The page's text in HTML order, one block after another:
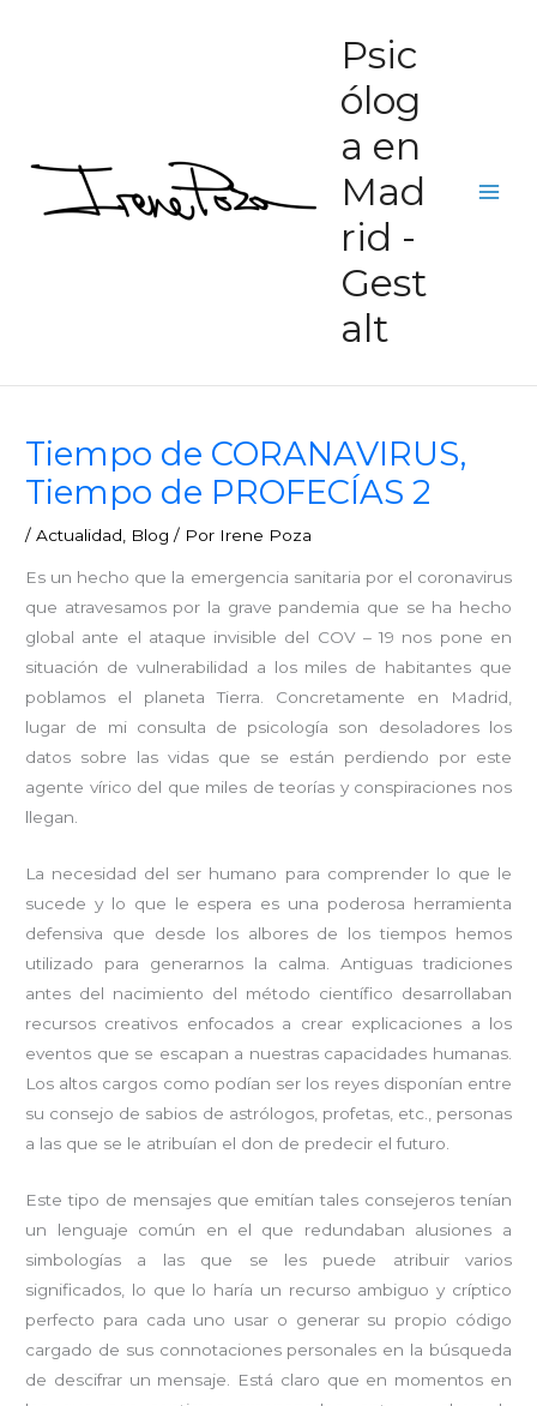
Psic
ólog
a en
Mad
rid -
Gest
alt
Tiempo de CORANAVIRUS,
Tiempo de PROFECÍAS 2
/Actualidad Blog / Por Irene Poza
Es un hecho que la emergencia sanitaria por el coronavirus
que atravesamos por la grave pandemia que se ha hecho
global ante el ataque invisible del COV – 19 nos pone en
situación de vulnerabilidad a los miles de habitantes que
poblamos el planeta Tierra. Concretamente en Madrid,
lugar de mi consulta de psicología son desoladores los
datos sobre las vidas que se están perdiendo por este
agente vírico del que miles de teorías y conspiraciones nos
llegan.
La necesidad del ser humano para comprender lo que le
sucede y lo que le espera es una poderosa herramienta
defensiva que desde los albores de los tiempos hemos
utilizado para generarnos la calma. Antiguas tradiciones
antes del nacimiento del método científico desarrollaban
recursos creativos enfocados a crear explicaciones a los
eventos que se escapan a nuestras capacidades humanas.
Los altos cargos como podían ser los reyes disponían entre
su consejo de sabios de astrólogos, profetas, etc., personas
a las que se le atribuían el don de predecir el futuro.
Este tipo de mensajes que emitían tales consejeros tenían
un lenguaje común en el que redundaban alusiones a
simbologías a las que se les puede atribuir varios
significados, lo que lo haría un recurso ambiguo y críptico
perfecto para cada uno usar o generar su propio código
cargado de sus connotaciones personales en la búsqueda
de descifrar un mensaje. Está claro que en momentos en